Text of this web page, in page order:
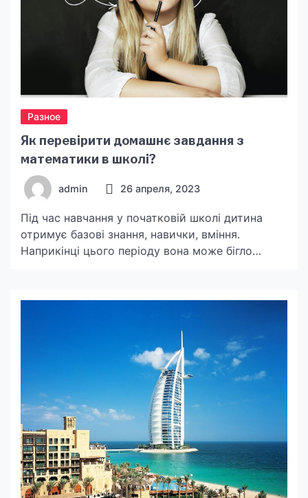
Разное
Як перевірити домашнє завдання з
математики в школі?
admin 26 апреля, 2023
Під час навчання у початковій школі дитина
отримує базові знання, навички, вміння.
Наприкінці цього періоду вона може бігло
числами: множить, ділить, віднімає, складає їх.
дівчинці складними та кропіткими. Тоді батьки
мають допомогти […]